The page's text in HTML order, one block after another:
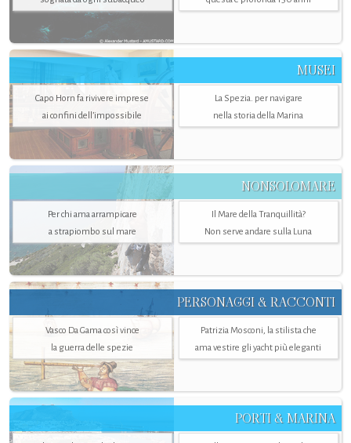
MUSEI
Capo Horn fa rivivere imprese
ai confini dell’impossibile
La Spezia. per navigare
nella storia della Marina
NONSOLOMARE
Per chi ama arrampicare
a strapiombo sul mare
Il Mare della Tranquillità?
Non serve andare sulla Luna
PERSONAGGI & RACCONTI
Vasco Da Gama così vince
la guerra delle spezie
Patrizia Mosconi, la stilista che
ama vestire gli yacht più eleganti
PORTI & MARINA